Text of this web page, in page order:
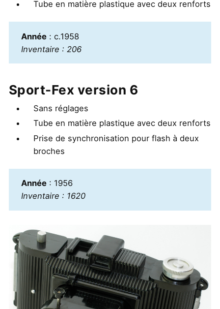
Tube en matière plastique avec deux renforts
Année: c.1958
Inventaire : 206
Sport-Fex version 6
Sans réglages
Tube en matière plastique avec deux renforts
Prise de synchronisation pour flash à deux
broches
Année: 1956
Inventaire : 1620